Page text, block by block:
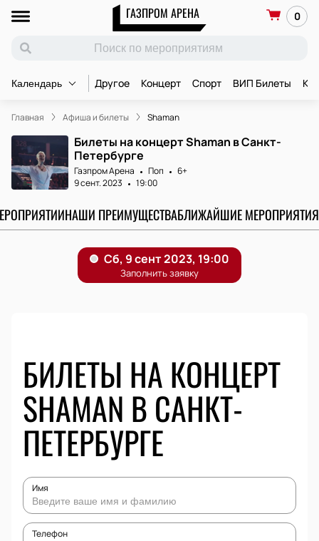
ГАЗПРОМ АРЕНА 0
Календарь Другое Концерт Спорт ВИП Билеты
Главная Афиша и билеты Shaman
Билеты на концерт Shaman в Санкт-
Петербурге
Газпром Арена Поп
6+
9 сент. 2023
19:00
НАШИ ПРЕИМУЩЕСТВАБЛИЖАЙШИЕ МЕРОПРИЯТИЯ
БИЛЕТЫ НА КОНЦЕРТ
SHAMAN В САНКТ-
ПЕТЕРБУРГЕ
Имя
Телефон